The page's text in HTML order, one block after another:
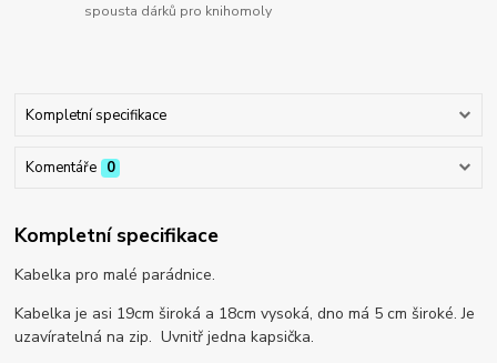
spousta dárků pro knihomoly
Kompletní specifikace
Komentáře 0
Kompletní specifikace
Kabelka pro malé parádnice.
Kabelka je asi 19cm široká a 18cm vysoká, dno má 5 cm široké. Je
uzavíratelná na zip. Uvnitř jedna kapsička.